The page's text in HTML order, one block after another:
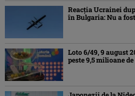
Reacția Ucrainei
în Bulgaria: Nu a
Loto 6/49, 9 august
peste 9,5 milioane